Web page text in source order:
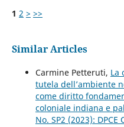
1 2 > >>
Similar Articles
Carmine Petteruti, La
tutela dell’ambiente
come diritto
coloniale indiana e
No. SP2 (2023):